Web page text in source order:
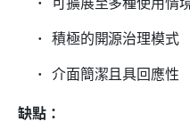
積極的開源治理模式
介面簡潔且具回應性
缺點：